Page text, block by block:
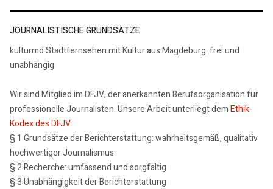
JOURNALISTISCHE GRUNDSÄTZE
kulturmd Stadtfernsehen mit Kultur aus Magdeburg: frei und
unabhängig
Wir sind Mitglied im DFJV, der anerkannten Berufsorganisation für
professionelle Journalisten. Unsere Arbeit unterliegt demEthik-
Kodex des DFJV:
§ 1 Grundsätze der Berichterstattung: wahrheitsgemäß, qualitativ
hochwertiger Journalismus
§ 2 Recherche: umfassend und sorgfältig
§ 3 Unabhängigkeit der Berichterstattung